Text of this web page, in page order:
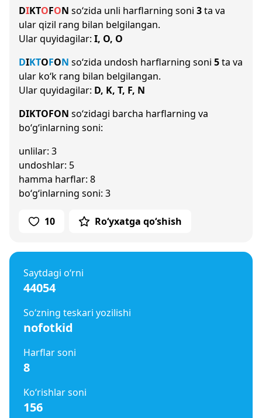
DIKTOFON so‘zida unli harflarning soni 3ta va
ular qizil rang bilan belgilangan.
Ular quyidagilar: I, O, O
DIKTOFON so‘zida undosh harflarning soni 5ta va
ular ko‘k rang bilan belgilangan.
Ular quyidagilar: D, K, T, F, N
DIKTOFON so‘zidagi barcha harflarning va
bo‘g‘inlarning soni:
unlilar: 3
undoshlar: 5
hamma harflar: 8
bo‘g‘inlarning soni: 3
10 Ro‘yxatga qo‘shish
Saytdagi o‘rni
44054
So‘zning teskari yozilishi
nofotkid
Harflar soni
8
Ko‘rishlar soni
156